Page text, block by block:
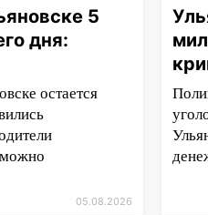
5
дня:
остается
05.08.2026